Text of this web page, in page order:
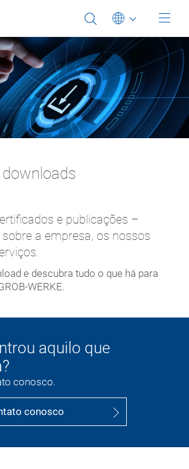
redirecionado para
redirected to our Portuguese website.
Selecione uma outra língua
Deutsch
English (US)
Português
中文
日本語
e publicações –
a empresa, os nossos
e descubra tudo o que há para
WERKE.
aquilo que
conosco.
conosco